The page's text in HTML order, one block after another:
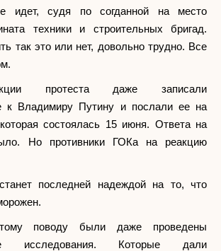
идет, судя по согданной на место
техники и строительных бригад.
так это или нет, довольно трудно. Все
протеста даже записали
к Владимиру Путину и послали ее на
состоялась 15 июня. Ответа на
Но противники ГОКа на реакцию
последней надеждой на то, что
поводу были даже проведены
исследования. Которые дали